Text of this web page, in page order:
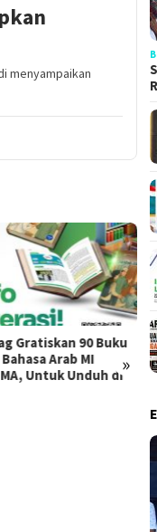
menyampaikan
»
Gratiskan 90 Buku
Arab MI
Untuk Unduh di